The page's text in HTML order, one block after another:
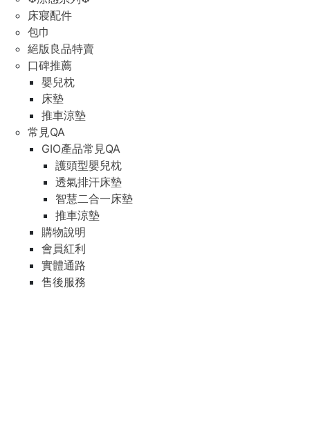
床寢配件
包巾
絕版良品特賣
口碑推薦
嬰兒枕
床墊
推車涼墊
常見QA
GIO產品常見QA
護頭型嬰兒枕
透氣排汗床墊
智慧二合一床墊
推車涼墊
購物說明
會員紅利
實體通路
售後服務